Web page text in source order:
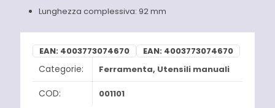
Lunghezza complessiva: 92 mm
EAN: 4003773074670 EAN: 4003773074670
Categorie: Ferramenta, Utensili manuali
COD: 001101